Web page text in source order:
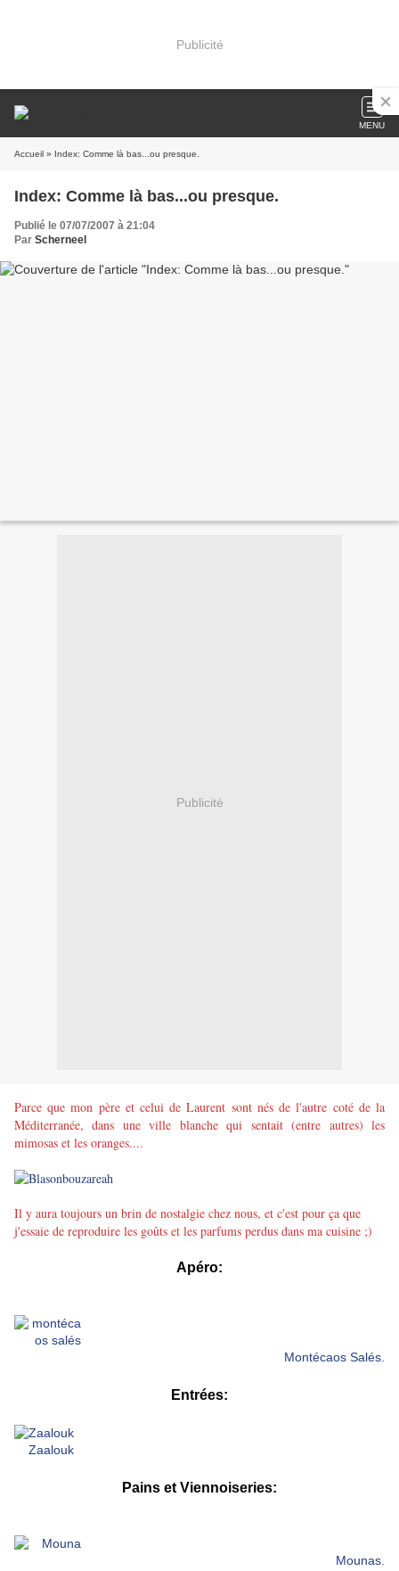
Publicité
MENU
Accueil » Index: Comme là bas...ou presque.
Index: Comme là bas...ou presque.
Publié le 07/07/2007 à 21:04
Par Scherneel
Publicité
Parce que mon père et celui de Laurent sont nés de l'autre coté de la
Méditerranée, dans une ville blanche qui sentait (entre autres) les
mimosas et les oranges....
Il y aura toujours un brin de nostalgie chez nous, et c'est pour ça que
j'essaie de reproduire les goûts et les parfums perdus dans ma cuisine ;)
Apéro:
Montécaos Salés.
Entrées:
Zaalouk
Pains et Viennoiseries:
Mounas.